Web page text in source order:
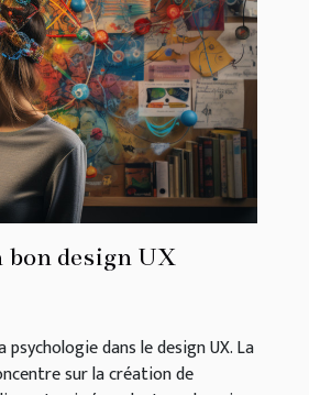
design UX
dans le design UX. La
sur la création de